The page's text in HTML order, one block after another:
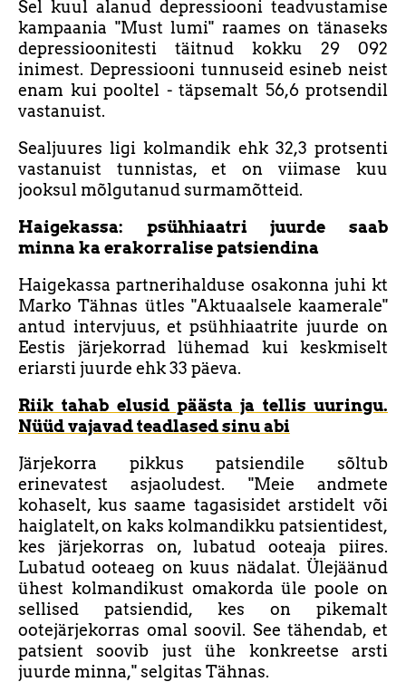
Sel kuul alanud depressiooni teadvustamise
kampaania "Must lumi" raames on tänaseks
depressioonitesti täitnud kokku 29 092
inimest. Depressiooni tunnuseid esineb neist
enam kui pooltel - täpsemalt 56,6 protsendil
vastanuist.
Sealjuures ligi kolmandik ehk 32,3 protsenti
vastanuist tunnistas, et on viimase kuu
jooksul mõlgutanud surmamõtteid.
Haigekassa: psühhiaatri juurde saab
minna ka erakorralise patsiendina
Haigekassa partnerihalduse osakonna juhi kt
Marko Tähnas ütles "Aktuaalsele kaamerale"
antud intervjuus, et psühhiaatrite juurde on
Eestis järjekorrad lühemad kui keskmiselt
eriarsti juurde ehk 33 päeva.
Riik tahab elusid päästa ja tellis uuringu.
Nüüd vajavad teadlased sinu abi
Järjekorra pikkus patsiendile sõltub
erinevatest asjaoludest. "Meie andmete
kohaselt, kus saame tagasisidet arstidelt või
haiglatelt, on kaks kolmandikku patsientidest,
kes järjekorras on, lubatud ooteaja piires.
Lubatud ooteaeg on kuus nädalat. Ülejäänud
ühest kolmandikust omakorda üle poole on
sellised patsiendid, kes on pikemalt
ootejärjekorras omal soovil. See tähendab, et
patsient soovib just ühe konkreetse arsti
juurde minna," selgitas Tähnas.